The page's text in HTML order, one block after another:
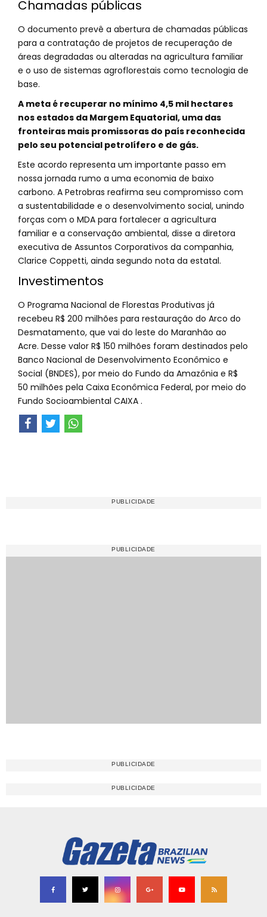
Chamadas públicas
O documento prevê a abertura de chamadas públicas
para a contratação de projetos de recuperação de
áreas degradadas ou alteradas na agricultura familiar
e o uso de sistemas agroflorestais como tecnologia de
base.
A meta é recuperar no mínimo 4,5 mil hectares
nos estados da Margem Equatorial, uma das
fronteiras mais promissoras do país reconhecida
pelo seu potencial petrolífero e de gás.
Este acordo representa um importante passo em
nossa jornada rumo a uma economia de baixo
carbono. A Petrobras reafirma seu compromisso com
a sustentabilidade e o desenvolvimento social, unindo
forças com o MDA para fortalecer a agricultura
familiar e a conservação ambiental, disse a diretora
executiva de Assuntos Corporativos da companhia,
Clarice Coppetti, ainda segundo nota da estatal.
Investimentos
O Programa Nacional de Florestas Produtivas já
recebeu R$ 200 milhões para restauração do Arco do
Desmatamento, que vai do leste do Maranhão ao
Acre. Desse valor R$ 150 milhões foram destinados pelo
Banco Nacional de Desenvolvimento Econômico e
Social (BNDES), por meio do Fundo da Amazônia e R$
50 milhões pela Caixa Econômica Federal, por meio do
Fundo Socioambiental CAIXA .